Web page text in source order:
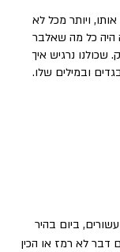
ויותר מכל לא
היה כל מה שאלבר
שכולנו נרגיש איך
ובמילים שלו.
ביום בהיר
לא רמז או הכין